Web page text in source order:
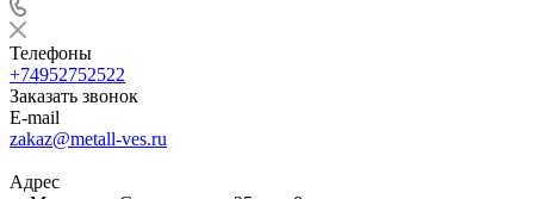
Телефоны
+74952752522
Заказать звонок
E-mail
zakaz@metall-ves.ru
Адрес